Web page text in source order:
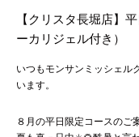
【クリスタ長堀店】
ーカリジェル付き）
いつもモンサンミッシェル
います。
８月の平日限定コースのご